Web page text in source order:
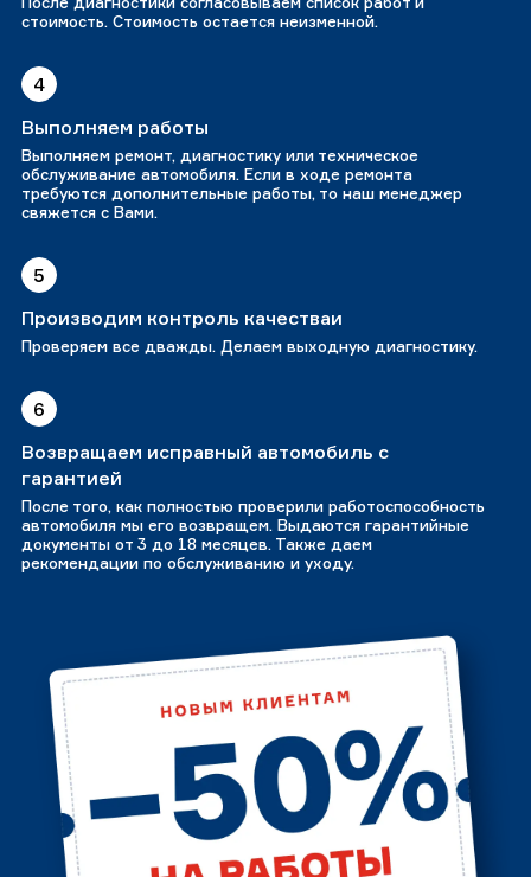
стоимость. Стоимость остается неизменной.
4
Выполняем работы
Выполняем ремонт, диагностику или техническое
обслуживание автомобиля. Если в ходе ремонта
требуются дополнительные работы, то наш менеджер
свяжется с Вами.
5
Производим контроль качестваи
Проверяем все дважды. Делаем выходную диагностику.
6
Возвращаем исправный автомобиль с
гарантией
После того, как полностью проверили работоспособность
автомобиля мы его возвращем. Выдаются гарантийные
документы от 3 до 18 месяцев. Также даем
рекомендации по обслуживанию и уходу.